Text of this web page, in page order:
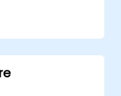
a odolné
dat směrem